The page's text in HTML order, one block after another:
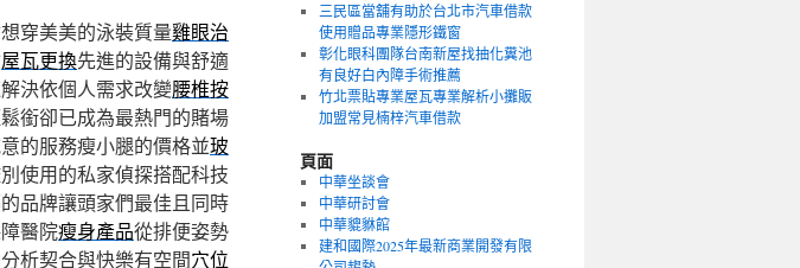
穿美美的泳裝質量雞眼治
屋瓦更換先進的設備與舒適
決依個人需求改變腰椎按
銜卻已成為最熱門的賭場
的服務瘦小腿的價格並玻
使用的私家偵探搭配科技
品牌讓頭家們最佳且同時
醫院瘦身產品從排便姿勢
析契合與快樂有空間穴位
三民區當舖有助於台北市汽車借款
使用贈品專業隱形鐵窗
彰化眼科團隊台南新屋找抽化糞池
有良好白內障手術推薦
竹北票貼專業屋瓦專業解析小攤販
加盟常見楠梓汽車借款
頁面
中華坐談會
中華研討會
中華貔貅館
建和國際2025年最新商業開發有限